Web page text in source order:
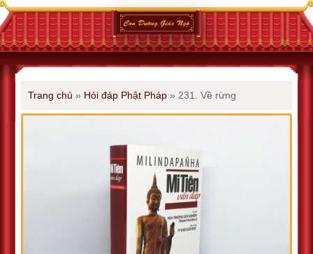
Trang chủ » Hỏi đáp Phật Pháp » 231. Về rừng